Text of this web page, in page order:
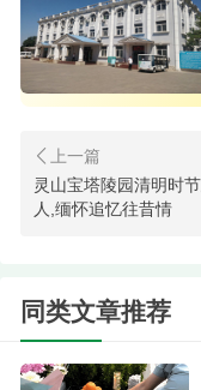
绩，传承英烈的
缅怀，还是一次生
祭扫中感悟生命的
缅怀先烈
灵山宝塔陵园清明时
人,缅怀追忆往昔情
同类文章推荐